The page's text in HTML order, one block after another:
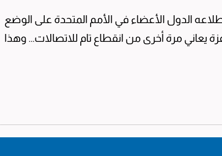
الدول الأعضاء في الأمم المتحدة على الوضع
يعاني مرة أخرى من انقطاع تام للاتصالات... وهذا